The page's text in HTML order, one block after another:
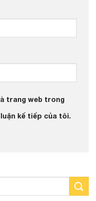
trang web trong
kế tiếp của tôi.